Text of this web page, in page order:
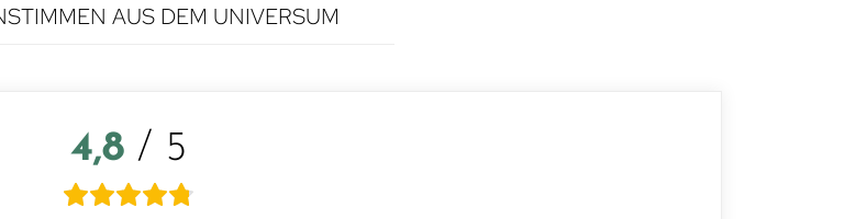
AUS DEM UNIVERSUM
4,8 / 5